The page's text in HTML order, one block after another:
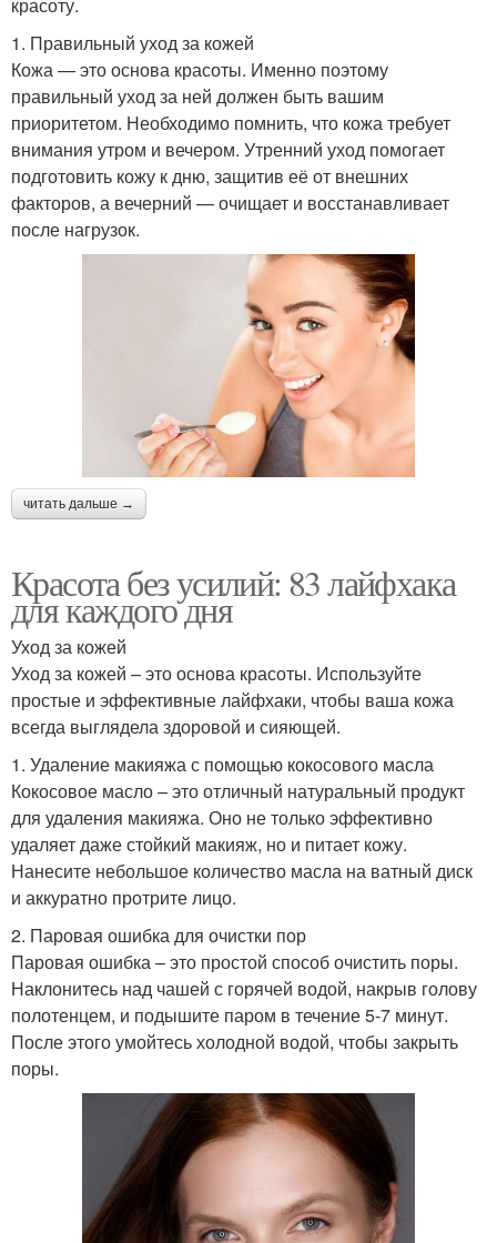
красоту.
1. Правильный уход за кожей
Кожа — это основа красоты. Именно поэтому
правильный уход за ней должен быть вашим
приоритетом. Необходимо помнить, что кожа требует
внимания утром и вечером. Утренний уход помогает
подготовить кожу к дню, защитив её от внешних
факторов, а вечерний — очищает и восстанавливает
после нагрузок.
читать дальше →
Красота без усилий: 83 лайфхака
для каждого дня
Уход за кожей
Уход за кожей – это основа красоты. Используйте
простые и эффективные лайфхаки, чтобы ваша кожа
всегда выглядела здоровой и сияющей.
1. Удаление макияжа с помощью кокосового масла
Кокосовое масло – это отличный натуральный продукт
для удаления макияжа. Оно не только эффективно
удаляет даже стойкий макияж, но и питает кожу.
Нанесите небольшое количество масла на ватный диск
и аккуратно протрите лицо.
2. Паровая ошибка для очистки пор
Паровая ошибка – это простой способ очистить поры.
Наклонитесь над чашей с горячей водой, накрыв голову
полотенцем, и подышите паром в течение 5-7 минут.
После этого умойтесь холодной водой, чтобы закрыть
поры.